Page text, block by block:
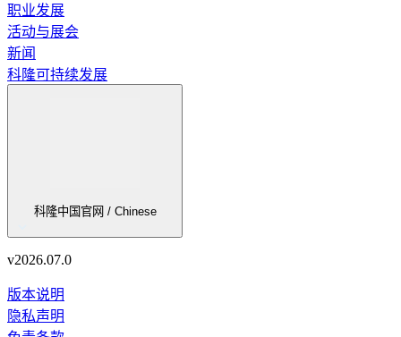
职业发展
活动与展会
新闻
科隆可持续发展
科隆中国官网 / Chinese
v2026.07.0
版本说明
隐私声明